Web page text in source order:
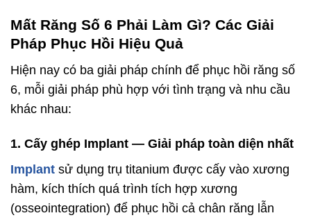
Mất Răng Số 6 Phải Làm Gì? Các Giải
Pháp Phục Hồi Hiệu Quả
Hiện nay có ba giải pháp chính để phục hồi răng số
6, mỗi giải pháp phù hợp với tình trạng và nhu cầu
khác nhau:
1. Cấy ghép Implant — Giải pháp toàn diện nhất
Implant sử dụng trụ titanium được cấy vào xương
hàm, kích thích quá trình tích hợp xương
(osseointegration) để phục hồi cả chân răng lẫn